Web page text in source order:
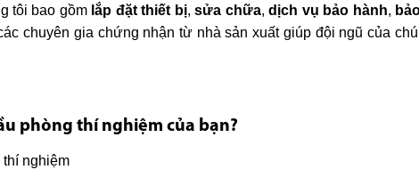
tôi bao gồm lắp đặt thiết bị,sửa chữa,dịch vụ bảo hành,
chuyên gia chứng nhận từ nhà sản xuất giúp đội ngũ của
phòng thí nghiệm của bạn?
thí nghiệm